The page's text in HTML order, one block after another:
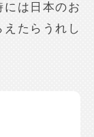
は日本のお
たらうれし